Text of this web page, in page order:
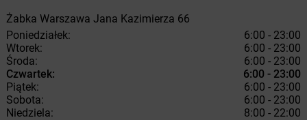
Żabka Warszawa Jana Kazimierza 66
Poniedziałek:
6:00 - 23:00
Wtorek:
6:00 - 23:00
Środa:
6:00 - 23:00
Czwartek:
6:00 - 23:00
Piątek:
6:00 - 23:00
Sobota:
6:00 - 23:00
Niedziela:
8:00 - 22:00